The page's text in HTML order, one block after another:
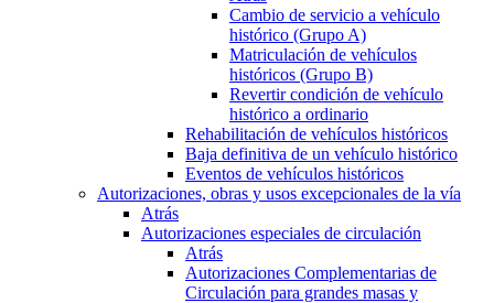
Cambio de servicio a vehículo
histórico (Grupo A)
Matriculación de vehículos
históricos (Grupo B)
Revertir condición de vehículo
histórico a ordinario
Rehabilitación de vehículos históricos
Baja definitiva de un vehículo histórico
Eventos de vehículos históricos
Autorizaciones, obras y usos excepcionales de la vía
Atrás
Autorizaciones especiales de circulación
Atrás
Autorizaciones Complementarias de
Circulación para grandes masas y